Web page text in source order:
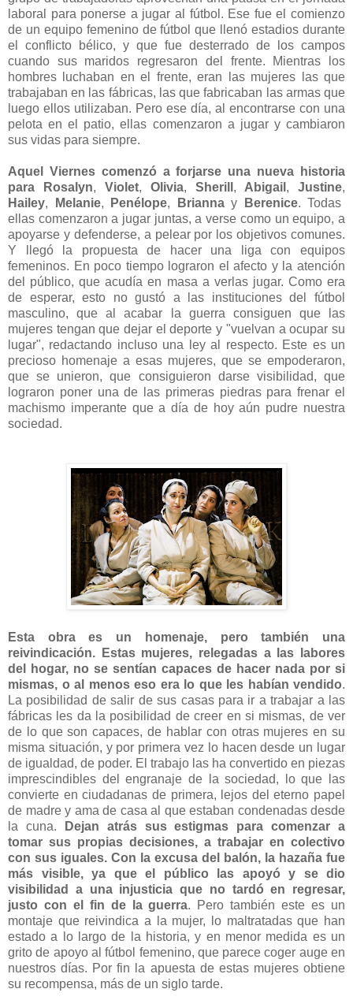
laboral para ponerse a jugar al fútbol. Ese fue el comienzo
de un equipo femenino de fútbol que llenó estadios durante
el conflicto bélico, y que fue desterrado de los campos
cuando sus maridos regresaron del frente. Mientras los
hombres luchaban en el frente, eran las mujeres las que
trabajaban en las fábricas, las que fabricaban las armas que
luego ellos utilizaban. Pero ese día, al encontrarse con una
pelota en el patio, ellas comenzaron a jugar y cambiaron
sus vidas para siempre.
Aquel Viernes comenzó a forjarse una nueva historia
para Rosalyn, Violet, Olivia, Sherill , Abigail , Justine,
Hailey, Melanie, Penélope, Briannay Berenice. Todas
ellas comenzaron a jugar juntas, a verse como un equipo, a
apoyarse y defenderse, a pelear por los objetivos comunes.
Y llegó la propuesta de hacer una liga con equipos
femeninos. En poco tiempo lograron el afecto y la atención
del público, que acudía en masa a verlas jugar. Como era
de esperar, esto no gustó a las instituciones del fútbol
masculino, que al acabar la guerra consiguen que las
mujeres tengan que dejar el deporte y "vuelvan a ocupar su
lugar", redactando incluso una ley al respecto. Este es un
precioso homenaje a esas mujeres, que se empoderaron,
que se unieron, que consiguieron darse visibilidad, que
lograron poner una de las primeras piedras para frenar el
machismo imperante que a día de hoy aún pudre nuestra
sociedad.
Esta obra es un homenaje, pero también una
reivindicación. Estas mujeres, relegadas a las labores
del hogar, no se sentían capaces de hacer nada por si
mismas, o al menos eso era lo que les habían vendido.
La posibilidad de salir de sus casas para ir a trabajar a las
fábricas les da la posibilidad de creer en si mismas, de ver
de lo que son capaces, de hablar con otras mujeres en su
misma situación, y por primera vez lo hacen desde un lugar
de igualdad, de poder. El trabajo las ha convertido en piezas
imprescindibles del engranaje de la sociedad, lo que las
convierte en ciudadanas de primera, lejos del eterno papel
de madre y ama de casa al que estaban condenadas desde
la cuna.
Dejan atrás sus estigmas para comenzar a
tomar sus propias decisiones, a trabajar en colectivo
con sus iguales. Con la excusa del balón, la hazaña fue
más visible, ya que el público las apoyó y se dio
visibilidad a una injusticia que no tardó en regresar,
justo con el fin de la guerra. Pero también este es un
montaje que reivindica a la mujer, lo maltratadas que han
estado a lo largo de la historia, y en menor medida es un
grito de apoyo al fútbol femenino, que parece coger auge en
nuestros días. Por fin la apuesta de estas mujeres obtiene
su recompensa, más de un siglo tarde.